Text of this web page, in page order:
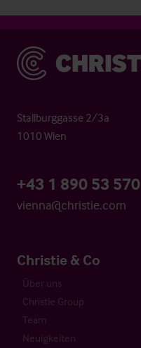
Christie & Co
Stallburggasse 2/3a
1010 Wien
+43 1 890 53 570
vienna@christie.com
Christie & Co
Über uns
Christie Group
Team
Neuigkeiten